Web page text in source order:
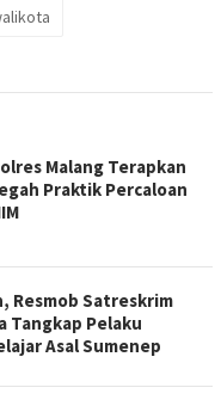
Malang Terapkan
Praktik Percaloan
Resmob Satreskrim
Tangkap Pelaku
Asal Sumenep